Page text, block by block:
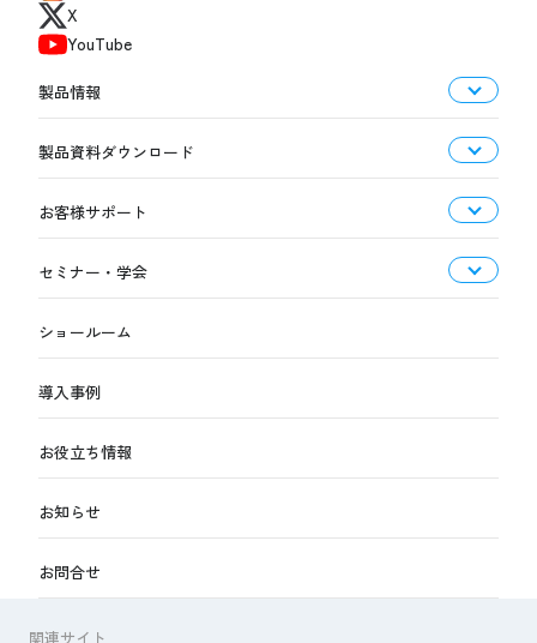
X
YouTube
製品情報
製品資料ダウンロード
お客様サポート
セミナー・学会
ショールーム
導入事例
お役立ち情報
お知らせ
お問合せ
関連サイト